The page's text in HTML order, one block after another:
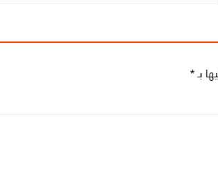
بـ*